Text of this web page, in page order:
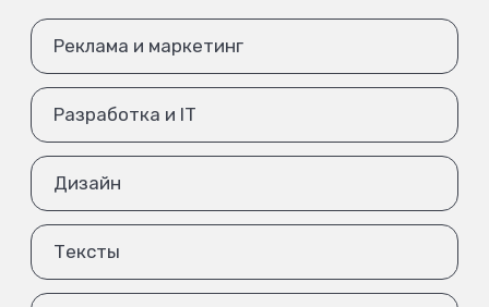
Реклама и маркетинг
Разработка и IT
Дизайн
Тексты